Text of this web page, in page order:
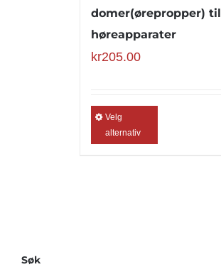
domer(ørepropper) til
høreapparater
kr205.00
Velg
alternativ
Søk